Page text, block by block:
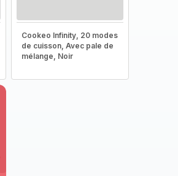
Cookeo Infinity, 20 modes
de cuisson, Avec pale de
mélange, Noir